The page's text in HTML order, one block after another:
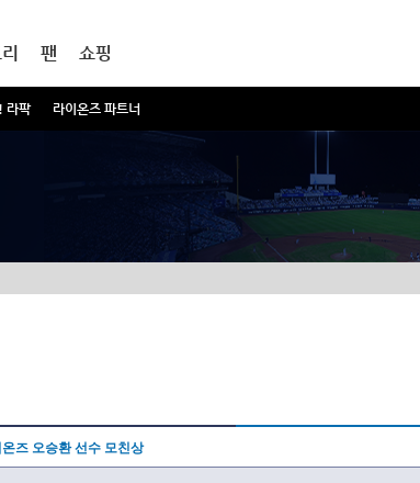
라팍 라이온즈 파트너
팬 쇼핑
즈 오승환 선수 모친상